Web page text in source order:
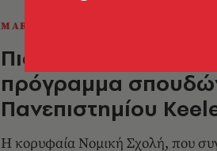
MARKET
Πιστοποίηση για το
πρόγραμμα
Πανεπιστημίου
H κορυφαία Νομική Σχολή, που